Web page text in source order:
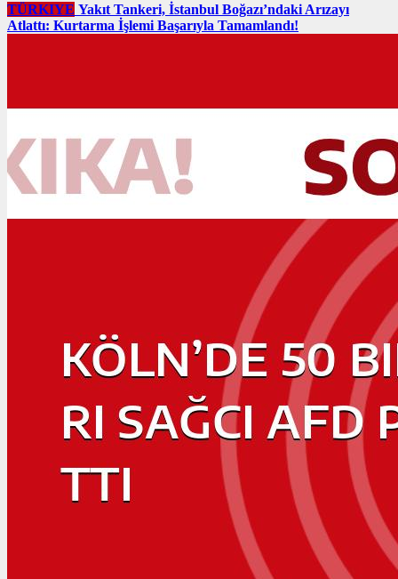
TÜRKIYE Yakıt Tankeri, İstanbul Boğazı’ndaki Arızayı
Atlattı: Kurtarma İşlemi Başarıyla Tamamlandı!